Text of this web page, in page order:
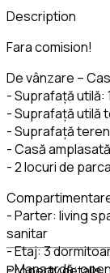
Description
Fara comision!
De vânzare –
- Suprafață utilă:
- Suprafață utilă
- Suprafață
- Casă
- 2 locuri de
- Parter: living
sanitar
- Etaj: 3
- Mansardă: